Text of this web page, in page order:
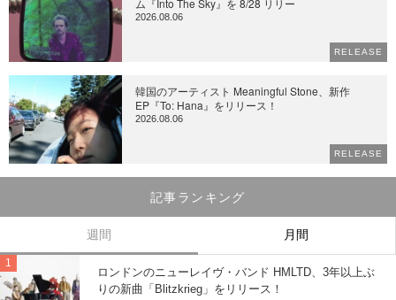
ム『Into The Sky』を 8/28 リリー
2026.08.06
RELEASE
韓国のアーティスト Meaningful Stone、新作
EP『To: Hana』をリリース！
2026.08.06
RELEASE
記事ランキング
週間 月間
ロンドンのニューレイヴ・バンド HMLTD、3年以上ぶ
りの新曲「Blitzkrieg」をリリース！